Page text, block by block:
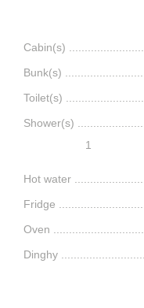
Cabin(s) .........................
Bunk(s) ..........................
Toilet(s) ..........................
Shower(s) ......................
1
Hot water .......................
Fridge ............................
Oven .............................
Dinghy ...........................